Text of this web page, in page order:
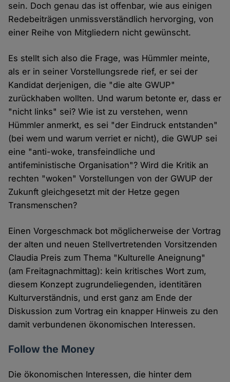
sein. Doch genau das ist offenbar, wie aus einigen
Redebeiträgen unmissverständlich hervorging, von
einer Reihe von Mitgliedern nicht gewünscht.
Es stellt sich also die Frage, was Hümmler meinte,
als er in seiner Vorstellungsrede rief, er sei der
Kandidat derjenigen, die "die alte GWUP"
zurückhaben wollten. Und warum betonte er, dass er
"nicht links" sei? Wie ist zu verstehen, wenn
Hümmler anmerkt, es sei "der Eindruck entstanden"
(bei wem und warum verriet er nicht), die GWUP sei
eine "anti-woke, transfeindliche und
antifeministische Organisation"? Wird die Kritik an
rechten "woken" Vorstellungen von der GWUP der
Zukunft gleichgesetzt mit der Hetze gegen
Transmenschen?
Einen Vorgeschmack bot möglicherweise der Vortrag
der alten und neuen Stellvertretenden Vorsitzenden
Claudia Preis zum Thema "Kulturelle Aneignung"
(am Freitagnachmittag): kein kritisches Wort zum,
diesem Konzept zugrundeliegenden, identitären
Kulturverständnis, und erst ganz am Ende der
Diskussion zum Vortrag ein knapper Hinweis zu den
damit verbundenen ökonomischen Interessen.
Follow the Money
Die ökonomischen Interessen, die hinter dem